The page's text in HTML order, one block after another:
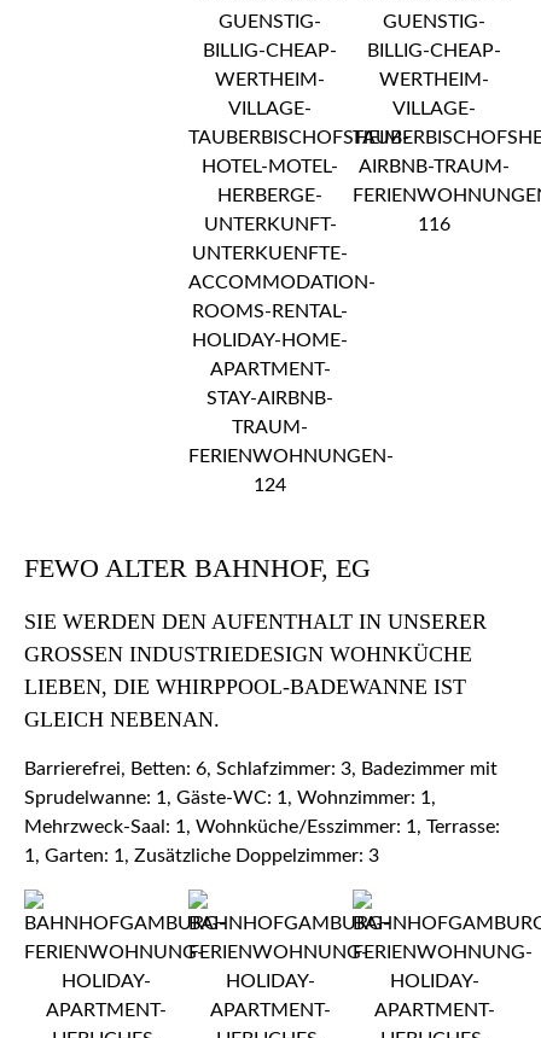
FEWO ALTER BAHNHOF, EG
SIE WERDEN DEN AUFENTHALT IN UNSERER
GROSSEN INDUSTRIEDESIGN WOHNKÜCHE L
IEBEN, DIE WHIRPPOOL-BADEWANNE IST G
LEICH NEBENAN.
Barrierefrei, Betten: 6, Schlafzimmer: 3, Badezimmer mit
Sprudelwanne: 1, Gäste-WC: 1, Wohnzimmer: 1,
Mehrzweck-Saal: 1, Wohnküche/Esszimmer: 1, Terrasse:
1, Garten: 1, Zusätzliche Doppelzimmer: 3